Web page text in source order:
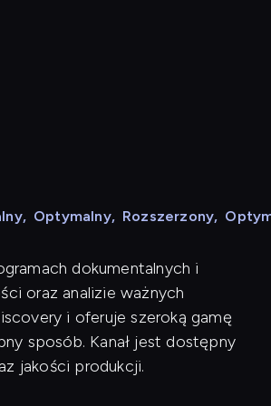
, Optymalny, Rozszerzony,
dokumentalnych i
oraz analizie ważnych
i oferuje szeroką gamę
sposób. Kanał jest dostępny
jakości produkcji.